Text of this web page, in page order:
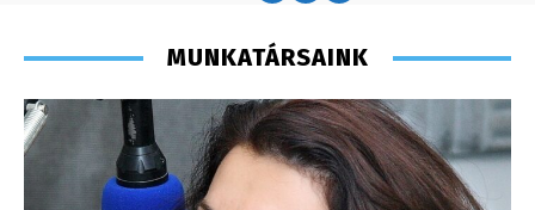
MUNKATÁRSAINK